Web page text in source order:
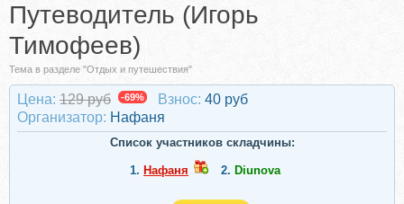
Путеводитель (Игорь
Тимофеев)
Тема в разделе "Отдых и путешествия"
Цена: 129 руб -69% Взнос: 40 руб
Организатор: Нафаня
Список участников складчины:
1. Нафаня 2. Diunova